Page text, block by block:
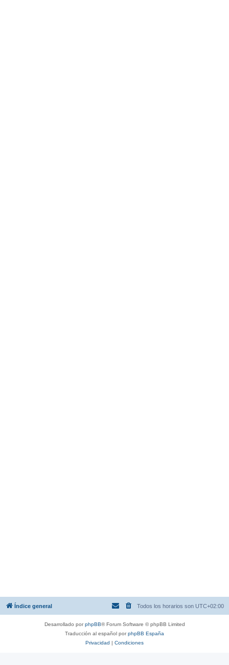
Índice general Todos los horarios son UTC+02:00
Desarrollado porphpBB® Forum Software © phpBB Limited
Traducción al español porphpBB España
Privacidad | Condiciones